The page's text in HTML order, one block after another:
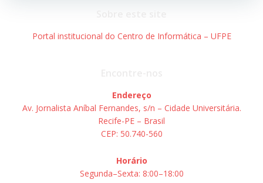
Portal institucional do Centro de Informática – UFPE
Endereço
Av. Jornalista Aníbal Fernandes, s/n – Cidade Universitária.
Recife-PE – Brasil
CEP: 50.740-560
Horário
Segunda–Sexta: 8:00–18:00